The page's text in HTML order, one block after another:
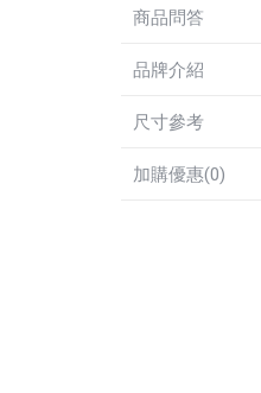
商品問答
品牌介紹
尺寸參考
加購優惠(0)